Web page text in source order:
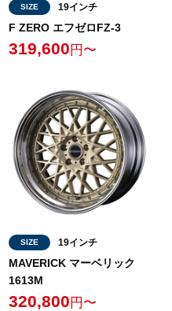
SIZE 19インチ
F ZERO エフゼロFZ-3
319,600 円〜
SIZE 19インチ
MAVERICK マーベリック
1613M
320,800 円〜